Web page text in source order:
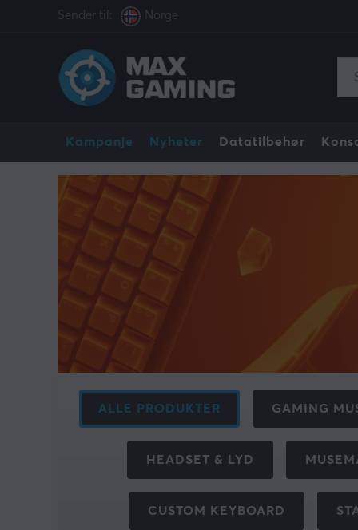
Sender til: Norge
Kampanje Nyheter Datatilbehør
ALLE PRODUKTER GAMING
HEADSET & LYD
CUSTOM KEYBOARD